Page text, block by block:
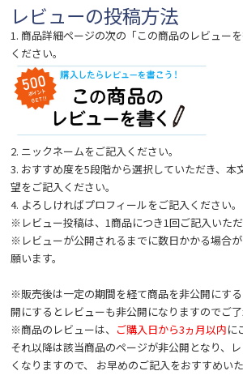
レビューの投稿方法
1. 商品詳細ページの次の「この商品のレビュー
ください。
2. ニックネームをご記入ください。
3. おすすめ度を5段階から選択していただき、本
望をご記入ください。
4. よろしければプロフィールをご記入ください。
※レビュー投稿は、1商品につき1回ご記入いただ
※レビューが公開されるまでに数日かかる場合
願います。
※販売後は一定の期間を経て商品を非公開にす
開にするとレビューも非公開になりますのでご了
※商品のレビューは、 ご購入日から3ヵ月以内に
それ以降は該当商品のページが非公開となり、
くなりますので、 お早めのご記入をおすすめいた